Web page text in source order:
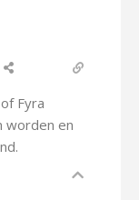
Fyra
worden en